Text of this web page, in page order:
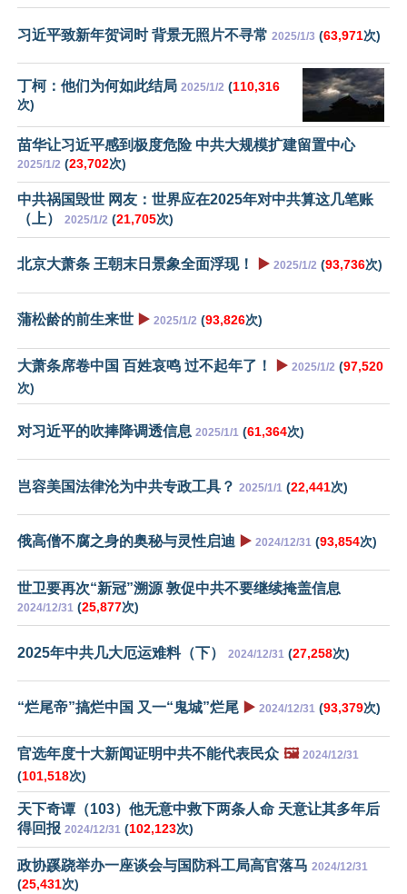
习近平致新年贺词时 背景无照片不寻常 2025/1/3 (63,971次)
丁柯：他们为何如此结局 2025/1/2 (110,316
次)
苗华让习近平感到极度危险 中共大规模扩建留置中心
2025/1/2 (23,702次)
中共祸国毁世 网友：世界应在2025年对中共算这几笔账
（上）
2025/1/2 (21,705次)
北京大萧条 王朝末日景象全面浮现！ ▶️ 2025/1/2 (93,736次)
蒲松龄的前生来世 ▶️ 2025/1/2 (93,826次)
大萧条席卷中国 百姓哀鸣 过不起年了！ ▶️ 2025/1/2 (97,520
次)
对习近平的吹捧降调透信息 2025/1/1 (61,364次)
岂容美国法律沦为中共专政工具？ 2025/1/1 (22,441次)
俄高僧不腐之身的奥秘与灵性启迪 ▶️ 2024/12/31 (93,854次)
世卫要再次“新冠”溯源 敦促中共不要继续掩盖信息
2024/12/31 (25,877次)
2025年中共几大厄运难料（下） 2024/12/31 (27,258次)
“烂尾帝”搞烂中国 又一“鬼城”烂尾 ▶️ 2024/12/31 (93,379次)
官选年度十大新闻证明中共不能代表民众 🖼️ 2024/12/31
(101,518次)
天下奇谭（103）他无意中救下两条人命 天意让其多年后
得回报 2024/12/31 (102,123次)
政协蹊跷举办一座谈会与国防科工局高官落马 2024/12/31
(25,431次)